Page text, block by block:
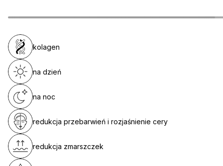
kolagen
na dzień
na noc
redukcja przebarwień i rozjaśnienie cery
redukcja zmarszczek